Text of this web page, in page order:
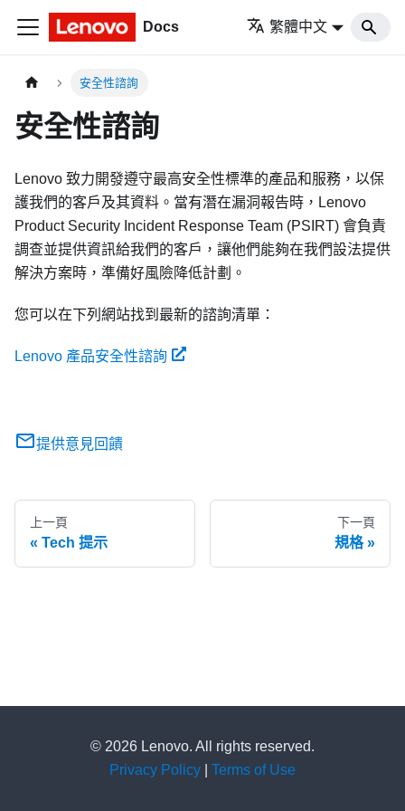
Docs 繁體中文
安全性諮詢
安全性諮詢
Lenovo 致力開發遵守最高安全性標準的產品和服務，以保
護我們的客戶及其資料。當有潛在漏洞報告時，Lenovo
Product Security Incident Response Team (PSIRT) 會負責
調查並提供資訊給我們的客戶，讓他們能夠在我們設法提供
解決方案時，準備好風險降低計劃。
您可以在下列網站找到最新的諮詢清單：
Lenovo 產品安全性諮詢
提供意見回饋
上一頁
Tech 提示
下一頁
規格
© 2026 Lenovo. All rights reserved.
Privacy Policy
Terms of Use